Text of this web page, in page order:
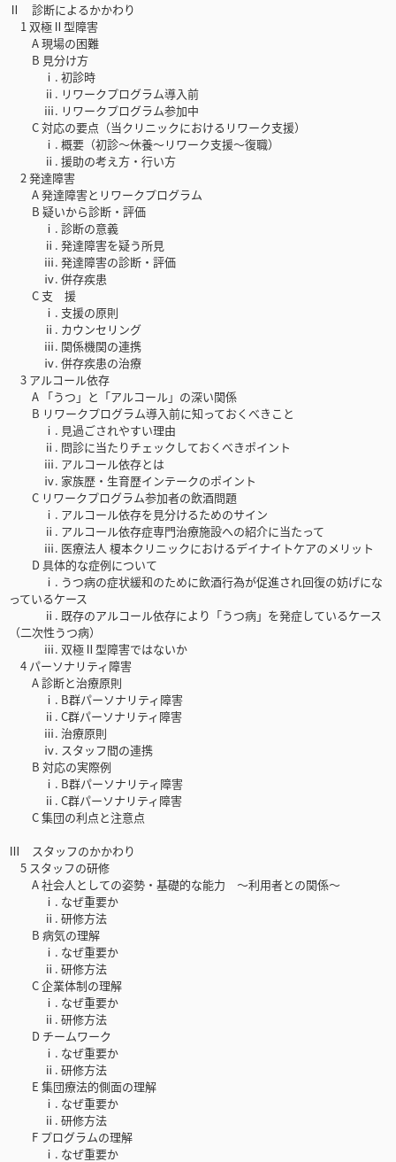
Ⅱ 診断によるかかわり
1 双極Ⅱ型障害
A 現場の困難
B 見分け方
ⅰ. 初診時
ⅱ. リワークプログラム導入前
ⅲ. リワークプログラム参加中
C 対応の要点（当クリニックにおけるリワーク支援）
ⅰ. 概要（初診～休養～リワーク支援～復職）
ⅱ. 援助の考え方・行い方
2 発達障害
A 発達障害とリワークプログラム
B 疑いから診断・評価
ⅰ. 診断の意義
ⅱ. 発達障害を疑う所見
ⅲ. 発達障害の診断・評価
ⅳ. 併存疾患
C 支 援
ⅰ. 支援の原則
ⅱ. カウンセリング
ⅲ. 関係機関の連携
ⅳ. 併存疾患の治療
3 アルコール依存
A 「うつ」と「アルコール」の深い関係
B リワークプログラム導入前に知っておくべきこと
ⅰ. 見過ごされやすい理由
ⅱ. 問診に当たりチェックしておくべきポイント
ⅲ. アルコール依存とは
ⅳ. 家族歴・生育歴インテークのポイント
C リワークプログラム参加者の飲酒問題
ⅰ. アルコール依存を見分けるためのサイン
ⅱ. アルコール依存症専門治療施設への紹介に当たって
ⅲ. 医療法人 榎本クリニックにおけるデイナイトケアのメリット
D 具体的な症例について
ⅰ. うつ病の症状緩和のために飲酒行為が促進され回復の妨げにな
っているケース
ⅱ. 既存のアルコール依存により「うつ病」を発症しているケース
（二次性うつ病）
ⅲ. 双極Ⅱ型障害ではないか
4 パーソナリティ障害
A 診断と治療原則
ⅰ. B群パーソナリティ障害
ⅱ. C群パーソナリティ障害
ⅲ. 治療原則
ⅳ. スタッフ間の連携
B 対応の実際例
ⅰ. B群パーソナリティ障害
ⅱ. C群パーソナリティ障害
C 集団の利点と注意点
Ⅲ スタッフのかかわり
5 スタッフの研修
A 社会人としての姿勢・基礎的な能力 ～利用者との関係～
ⅰ. なぜ重要か
ⅱ. 研修方法
B 病気の理解
ⅰ. なぜ重要か
ⅱ. 研修方法
C 企業体制の理解
ⅰ. なぜ重要か
ⅱ. 研修方法
D チームワーク
ⅰ. なぜ重要か
ⅱ. 研修方法
E 集団療法的側面の理解
ⅰ. なぜ重要か
ⅱ. 研修方法
F プログラムの理解
ⅰ. なぜ重要か